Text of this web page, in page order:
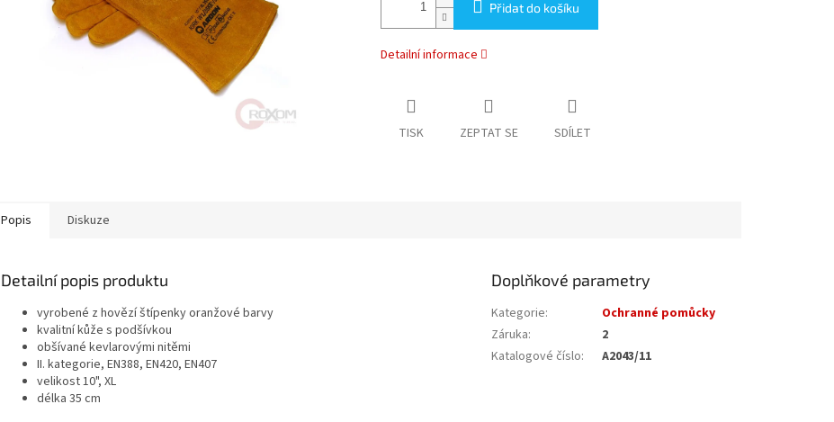
Přidat do košíku
Detailní informace
TISK ZEPTAT SE SDÍLET
Popis Diskuze
Detailní popis produktu
vyrobené z hovězí štípenky oranžové barvy
kvalitní kůže s podšívkou
obšívané kevlarovými nitěmi
II. kategorie, EN388, EN420, EN407
velikost 10", XL
délka 35 cm
Doplňkové parametry
Kategorie:
Ochranné pomůcky
Záruka:
2
Katalogové číslo: A2043/11